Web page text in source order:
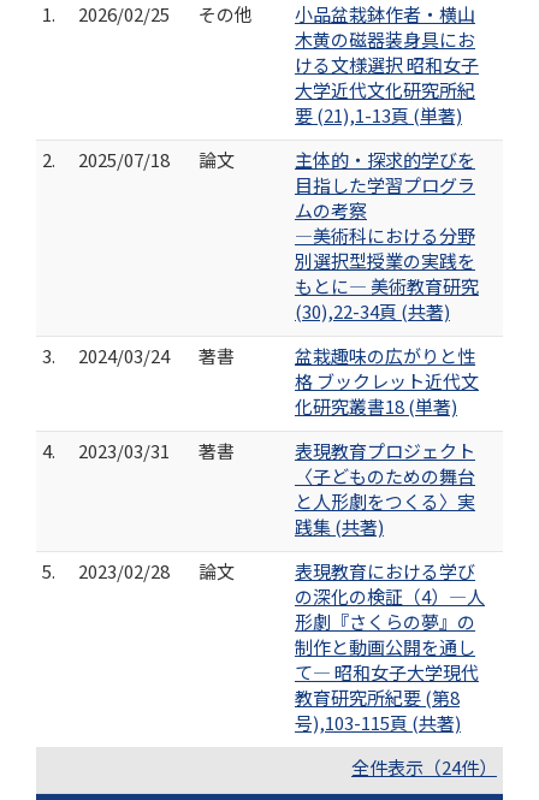
1.
2026/02/25 その他
小品盆栽鉢作者・横山
木黄の磁器装身具にお
ける文様選択 昭和女子
大学近代文化研究所紀
要 (21),1-13頁 (単著)
2.
2025/07/18 論文
主体的・探求的学びを
目指した学習プログラ
ムの考察
―美術科における分野
別選択型授業の実践を
もとに― 美術教育研究
(30),22-34頁 (共著)
3.
2024/03/24 著書
盆栽趣味の広がりと性
格 ブックレット近代文
化研究叢書18 (単著)
4.
2023/03/31 著書
表現教育プロジェクト
〈子どものための舞台
と人形劇をつくる〉実
践集 (共著)
5.
2023/02/28 論文
表現教育における学び
の深化の検証（4）―人
形劇『さくらの夢』の
制作と動画公開を通し
て― 昭和女子大学現代
教育研究所紀要 (第8
号),103-115頁 (共著)
全件表示（24件）